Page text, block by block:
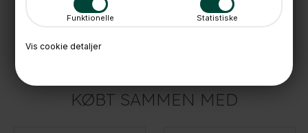
Funktionelle Statistiske
Vis cookie detaljer
249,-
På lager
KØBT SAMMEN MED